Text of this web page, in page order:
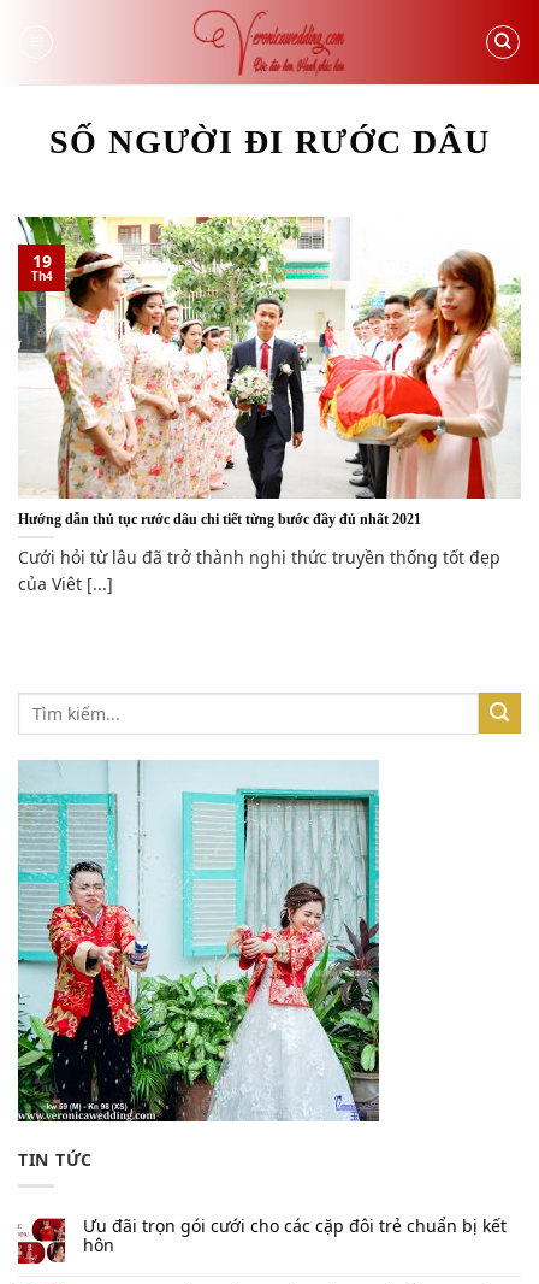
SỐ NGƯỜI ĐI RƯỚC DÂU
Hướng dẫn thủ tục rước dâu chi tiết từng bước đầy đủ nhất 2021
Cưới hỏi từ lâu đã trở thành nghi thức truyền thống tốt đẹp
của Viêt [...]
19
Th4
TIN TỨC
Ưu đãi trọn gói cưới cho các cặp đôi trẻ chuẩn bị kết
hôn